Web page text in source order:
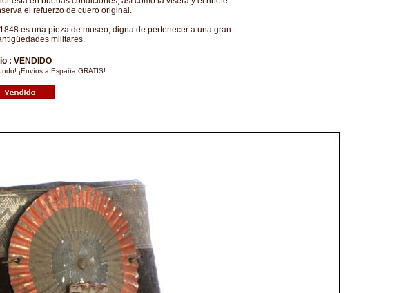
el refuerzo de cuero original.
es una pieza de museo, digna de pertenecer a una gran
militares.
: VENDIDO
¡Envíos a España GRATIS!